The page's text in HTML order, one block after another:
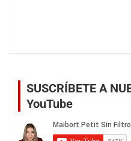
SUSCRÍBETE A
YouTube